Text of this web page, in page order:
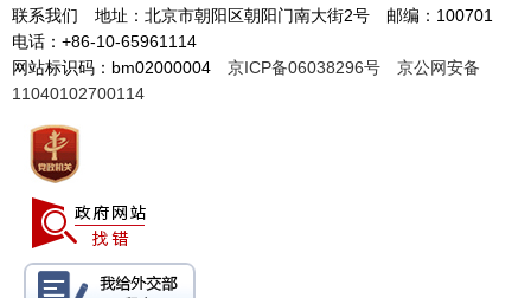
联系我们 地址：北京市朝阳区朝阳门南大街2号 邮编：100701
电话：+86-10-65961114
网站标识码：bm02000004 京ICP备06038296号
京公网安备
11040102700114